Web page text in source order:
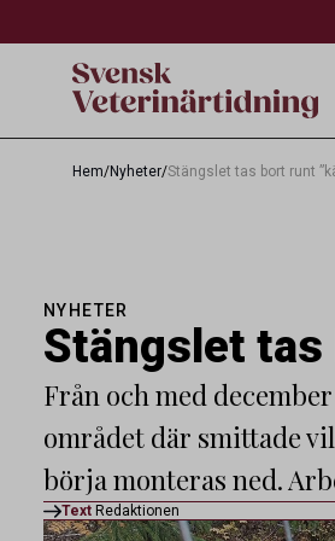
Hem/Nyheter/Stängslet tas bort runt
NYHETER
Stängslet tas
Från och med
området där smittade
börja monteras ned.
Text Redaktionen